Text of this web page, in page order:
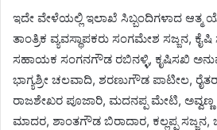
ಇದೇ ವೇಳೆಯಲ್ಲಿ ಇಲಾಖೆ ಸಿಬ್ಬಂದಿಗಳಾದ
ತಾಂತ್ರಿಕ ವ್ಯವಸ್ಥಾಪಕರು ಸಂಗಮೇಶ ಸಜ್ಜನ,
ಸಹಾಯಕ ಸಂಗನಗೌಡ ರಬಿನಳ್ಳಿ, ಕೃಷಿಸಖಿ
ಭಾಗ್ಯಶ್ರೀ ಚಲವಾದಿ, ಶರಣುಗೌಡ ಪಾಟೀಲ,
ರಾಜಶೇಖರ ಪೂಜಾರಿ, ಮದನಪ್ಪ ಮೇಟಿ, ಅವ್ವಣ್ಣ
ಮಾದರ, ಶಾಂತಗೌಡ ಬಿರಾದಾರ, ಕಲ್ಲಪ್ಪ ಸಜ್ಜನ,